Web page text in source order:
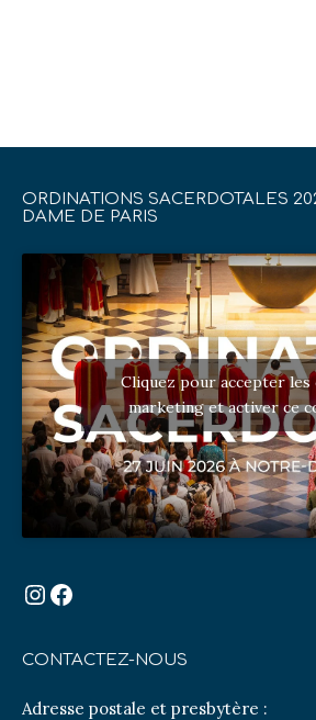
ORDINATIONS SACERDOTALES
DAME DE PARIS
Cliquez pour accepter les
marketing et activer ce
Instagram
Facebook
CONTACTEZ-NOUS
Adresse postale et presbytère :